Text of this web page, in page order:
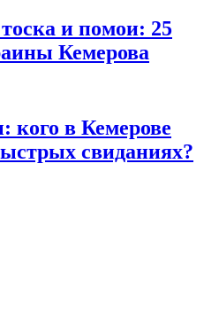
и помои: 25
Кемерова
в Кемерове
свиданиях?